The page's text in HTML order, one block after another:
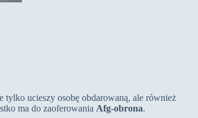
tylko ucieszy osobę obdarowaną, ale również
ma do zaoferowania Afg-obrona.